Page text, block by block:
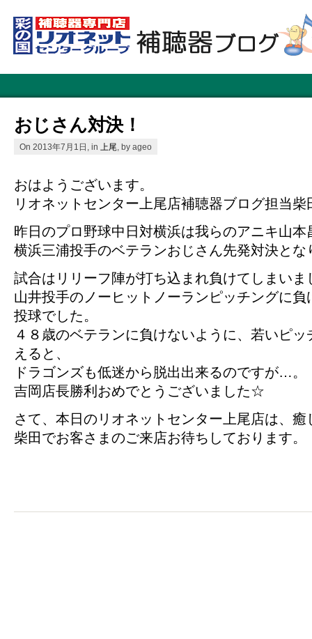
おじさん対決！
On 2013年7月1日, in 上尾 , by ageo
おはようございます。
リオネットセンター上尾店補聴器ブログ担当柴
昨日のプロ野球中日対横浜は我らのアニキ山
横浜三浦投手のベテランおじさん先発対決とな
試合はリリーフ陣が打ち込まれ負けてしまいま
山井投手のノーヒットノーランピッチングに
投球でした。
４８歳のベテランに負けないように、若いピ
えると、
ドラゴンズも低迷から脱出出来るのですが…。
吉岡店長勝利おめでとうございました☆
さて、本日のリオネットセンター上尾店は、癒
柴田でお客さまのご来店お待ちしております。